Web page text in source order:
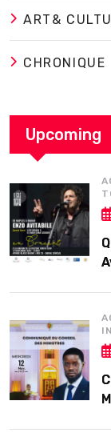
ART&
CHRONIQUE
Upcoming